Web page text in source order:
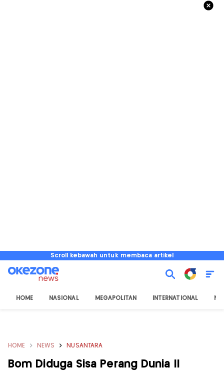
Scroll kebawah untuk membaca artikel
HOME NASIONAL MEGAPOLITAN INTERNATIONAL
HOME NEWS NUSANTARA
Bom Diduga Sisa Perang Dunia II